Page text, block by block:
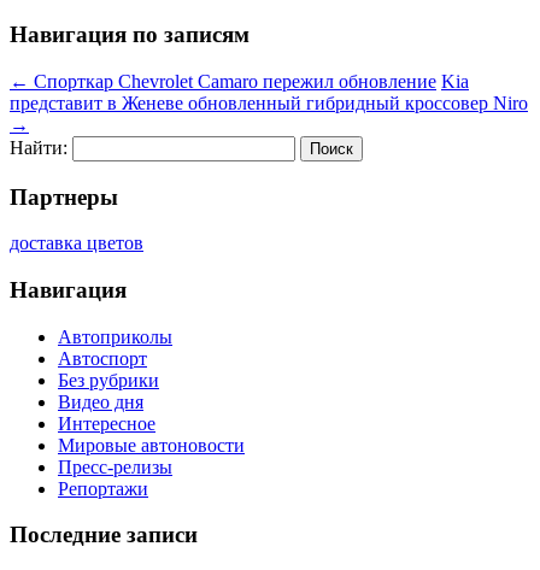
Навигация по записям
← Спорткар Chevrolet Camaro пережил обновление Kia
представит в Женеве обновленный гибридный кроссовер Niro
→
Найти:
Партнеры
доставка цветов
Навигация
Автоприколы
Автоспорт
Без рубрики
Видео дня
Интересное
Мировые автоновости
Пресс-релизы
Репортажи
Последние записи